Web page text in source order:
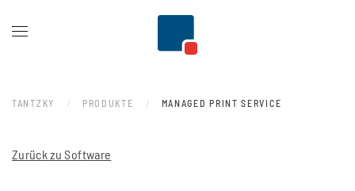
TANTZKY PRODUKTE MANAGED PRINT SERVICE
Zurück zu Software